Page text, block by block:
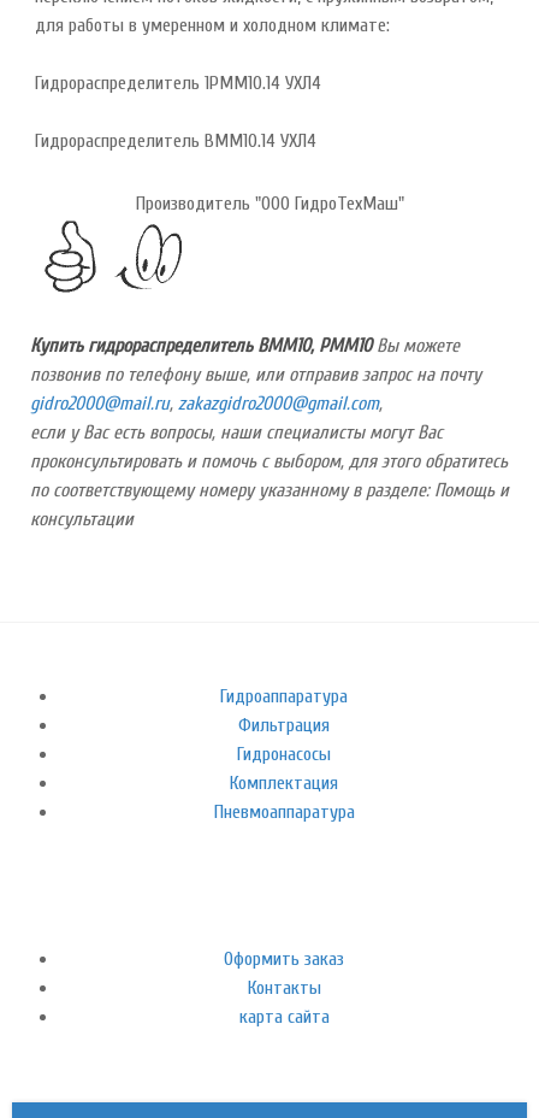
для работы в умеренном и холодном климате:
Гидрораспределитель 1РММ10.14 УХЛ4
Гидрораспределитель ВММ10.14 УХЛ4
Производитель "ООО ГидроТехМаш"
Купить гидрораспределитель ВММ10, РММ10Вы можете
позвонив по телефону выше, или отправив запрос на почту
,
,
если у Вас есть вопросы, наши специалисты могут Вас
проконсультировать и помочь с выбором, для этого обратитесь
по соответствующему номеру указанному в разделе: Помощь и
консультации
Гидроаппаратура
Фильтрация
Гидронасосы
Комплектация
Пневмоаппаратура
Оформить заказ
Контакты
карта сайта